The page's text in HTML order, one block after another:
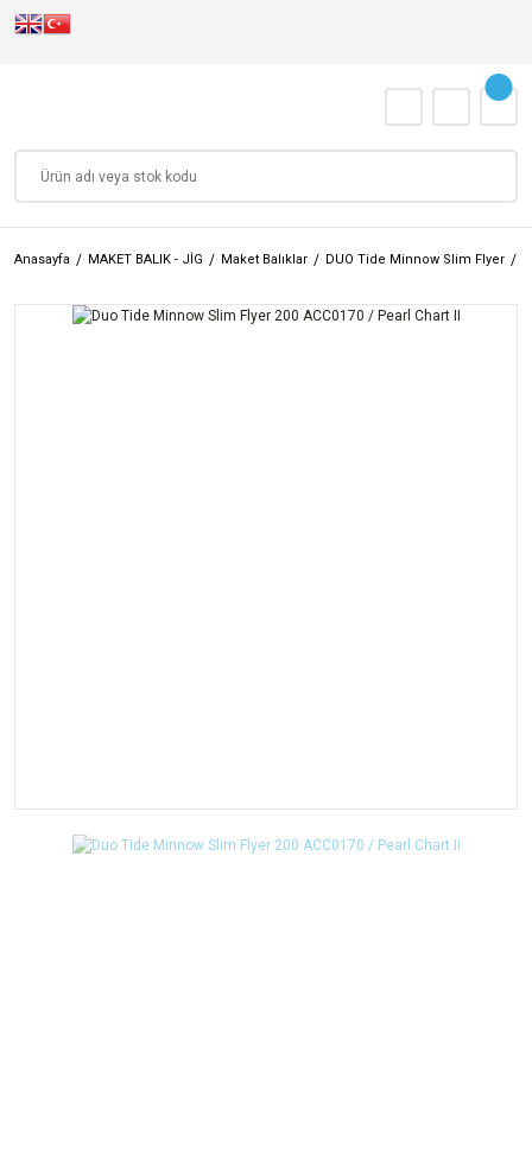
Anasayfa MAKET BALIK - JİG Maket Balıklar DUO Tide Minnow Slim Flyer